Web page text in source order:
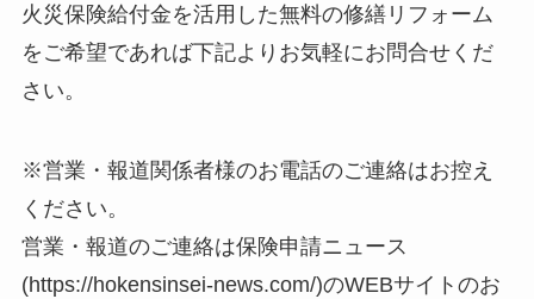
火災保険給付金を活用した無料の修繕リフォーム
をご希望であれば下記よりお気軽にお問合せくだ
さい。
※営業・報道関係者様のお電話のご連絡はお控え
ください。
営業・報道のご連絡は保険申請ニュース
(https://hokensinsei-news.com/)のWEBサイトのお